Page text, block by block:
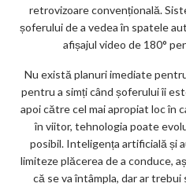
retrovizoare convențională.
șoferului de a vedea în spatele
afișajul video de 180°
Nu există planuri imediate
pentru a simți când șoferului îi
apoi către cel mai apropiat loc în
în viitor, tehnologia poate
posibil. Inteligența artificială și
limiteze plăcerea de a conduce,
că se va întâmpla, dar ar